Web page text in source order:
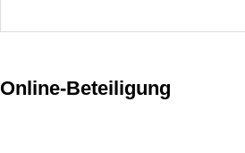
Online-Beteiligung